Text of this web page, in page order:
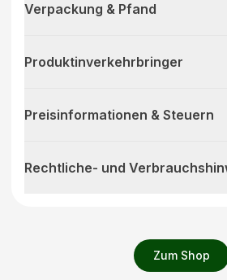
Zum Shop
Verpackung & Pfand
Produktinverkehrbringer
Preisinformationen & Steuern
Rechtliche- und